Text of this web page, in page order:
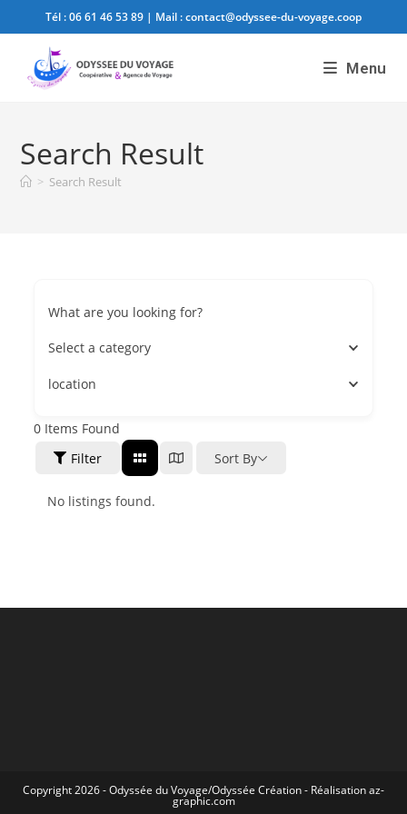
Tél :06 61 46 53 89 | Mail :contact@odyssee-du-voyage.coop
Menu
Search Result
> Search Result
What are you looking for?
Select a category
location
0 Items Found
Filter
Sort By
No listings found.
Copyright 2026 -Odyssée du Voyage/Odyssée Création- Réalisationaz-
graphic.com